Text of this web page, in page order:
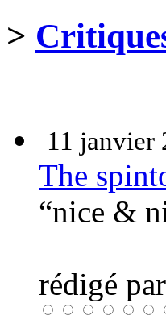
>
11 janvier
The
“nice &
rédigé par